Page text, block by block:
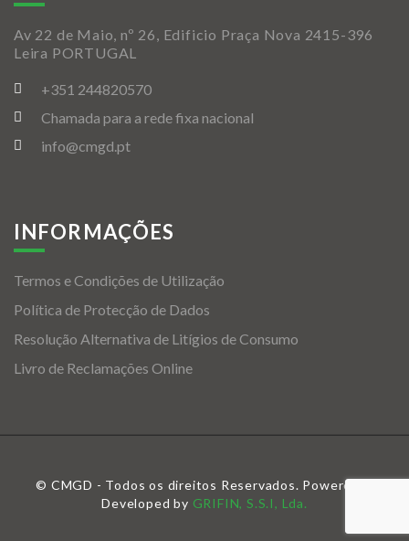
Av 22 de Maio, nº 26, Edificio Praça Nova 2415-396
Leira PORTUGAL
+351 244820570
Chamada para a rede fixa nacional
info@cmgd.pt
INFORMAÇÕES
Termos e Condições de Utilização
Política de Protecção de Dados
Resolução Alternativa de Litígios de Consumo
Livro de Reclamações Online
© CMGD - Todos os direitos Reservados. Powered &
Developed by GRIFIN, S.S.I, Lda.